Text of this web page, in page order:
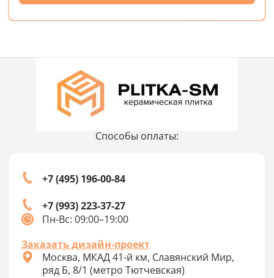
Способы оплаты:
+7 (495) 196-00-84
+7 (993) 223-37-27
Пн-Вс: 09:00–19:00
Заказать дизайн-проект
Москва, МКАД 41-й км, Славянский Мир,
ряд Б, 8/1 (метро Тютчевская)